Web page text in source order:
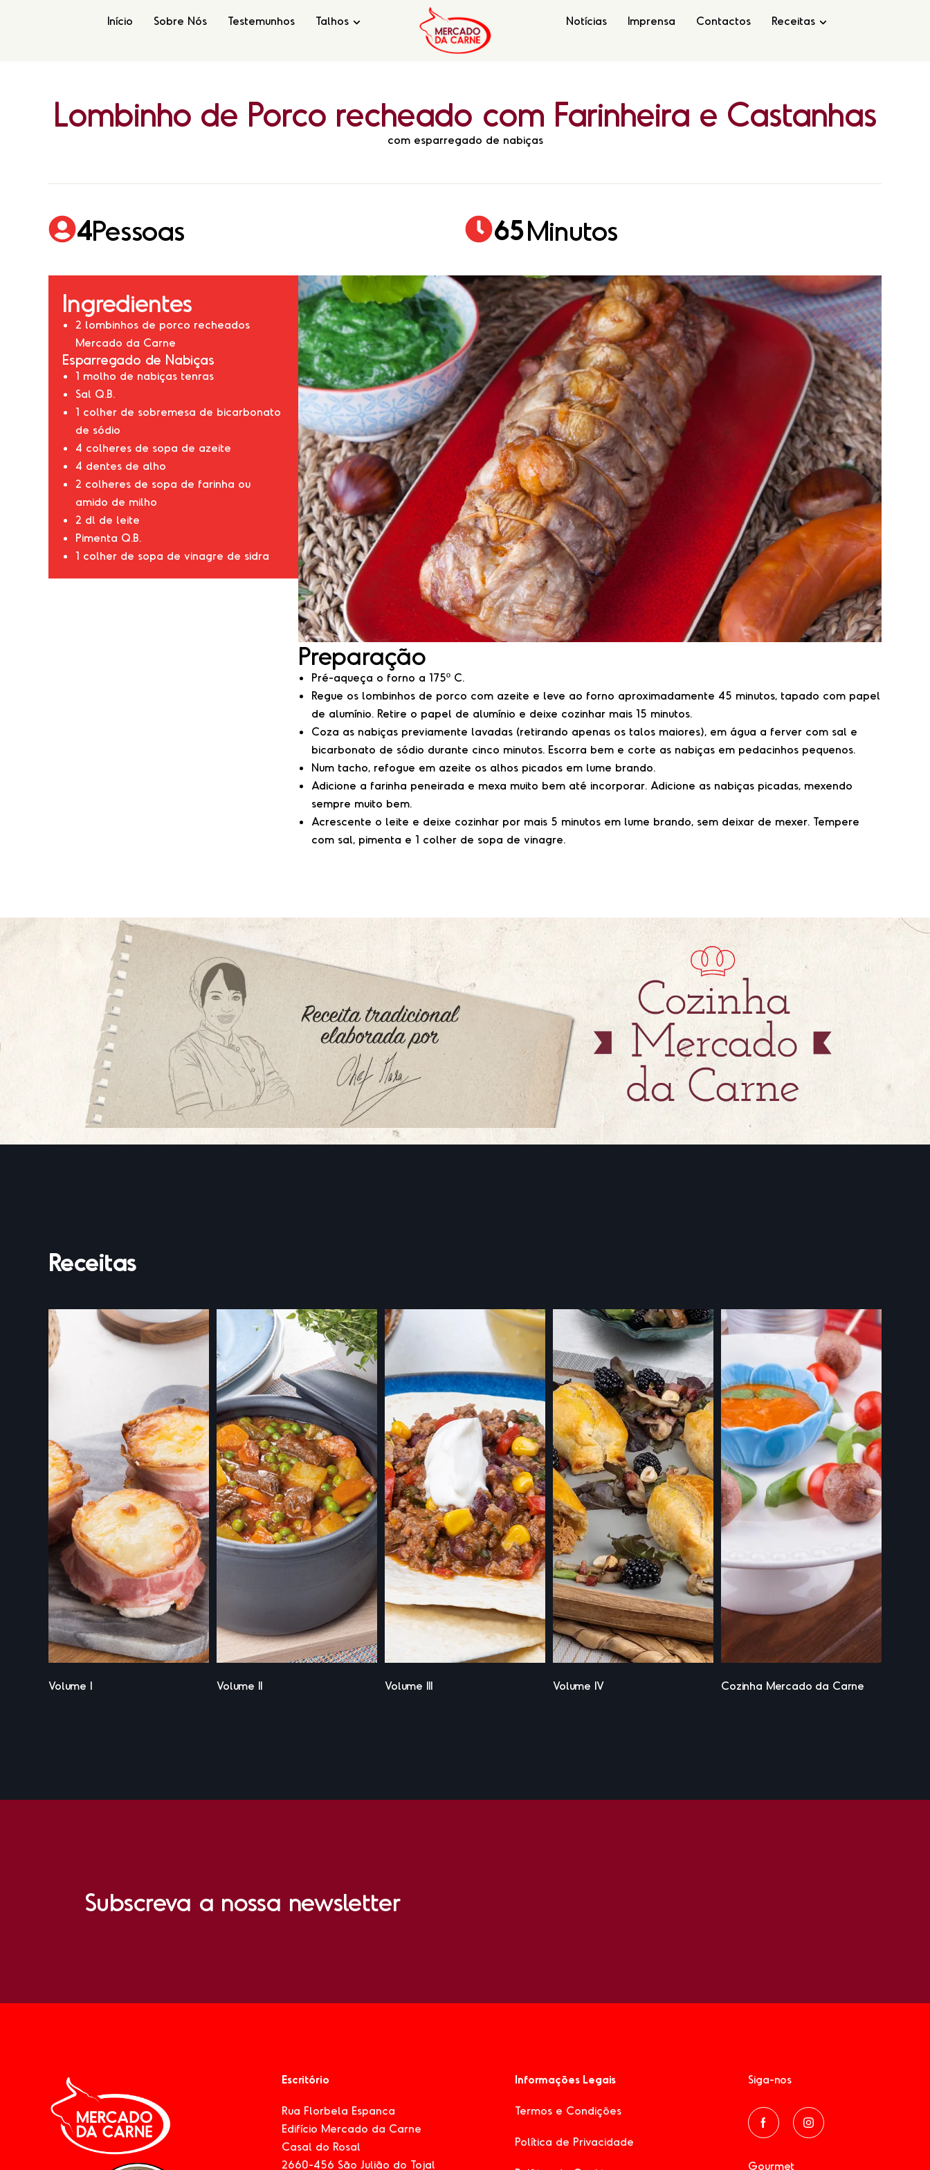
Início Sobre Nós Testemunhos Talhos Notícias Imprensa Contactos Receitas
Lombinho de Porco recheado com Farinheira e Castanhas
com esparregado de nabiças
4Pessoas 65Minutos
Ingredientes
2 lombinhos de porco recheados
Mercado da Carne
Esparregado de Nabiças
1 molho de nabiças tenras
Sal Q.B.
1 colher de sobremesa de bicarbonato
de sódio
4 colheres de sopa de azeite
4 dentes de alho
2 colheres de sopa de farinha ou
amido de milho
2 dl de leite
Pimenta Q.B.
1 colher de sopa de vinagre de sidra
Preparação
Pré-aqueça o forno a 175º C.
Regue os lombinhos de porco com azeite e leve ao forno aproximadamente 45 minutos, tapado com papel
de alumínio. Retire o papel de alumínio e deixe cozinhar mais 15 minutos.
Coza as nabiças previamente lavadas (retirando apenas os talos maiores), em água a ferver com sal e
bicarbonato de sódio durante cinco minutos. Escorra bem e corte as nabiças em pedacinhos pequenos.
Num tacho, refogue em azeite os alhos picados em lume brando.
Adicione a farinha peneirada e mexa muito bem até incorporar. Adicione as nabiças picadas, mexendo
sempre muito bem.
Acrescente o leite e deixe cozinhar por mais 5 minutos em lume brando, sem deixar de mexer. Tempere
com sal, pimenta e 1 colher de sopa de vinagre.
Receitas
Subscreva a nossa newsletter
Escritório
Rua Florbela Espanca
Edifício Mercado da Carne
Casal do Rosal
2660-456 São Julião do Tojal
Informações Legais
Termos e Condições
Política de Privacidade
Siga-nos
Gourmet